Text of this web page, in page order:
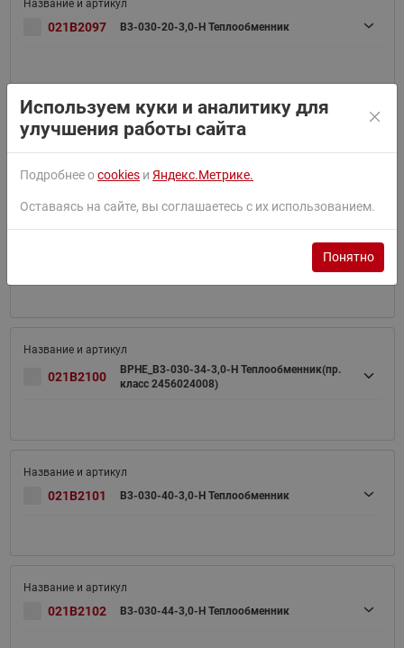
021B2097 B3-030-20-3,0-H Теплообменник
B3-030-26-3,0-H Теплообменник
021B2100
BPHE_B3-030-34-3,0-H Теплообменник(пр.
класс 2456024008)
021B2101 B3-030-40-3,0-H Теплообменник
021B2102 B3-030-44-3,0-H Теплообменник
Используем куки и аналитику для
улучшения работы сайта
Подробнее оcookies и Яндекс.Метрике.
Оставаясь на сайте, вы соглашаетесь с их использованием.
Понятно